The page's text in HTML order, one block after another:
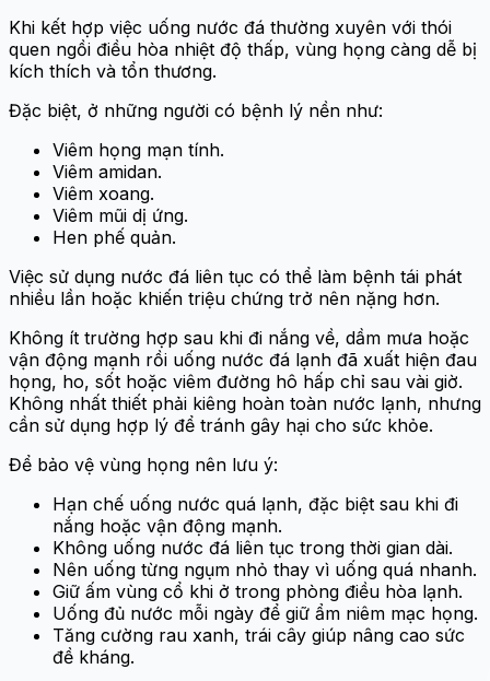
Khi kết hợp việc uống nước đá thường xuyên với thói
quen ngồi điều hòa nhiệt độ thấp, vùng họng càng dễ bị
kích thích và tổn thương.
Đặc biệt, ở những người có bệnh lý nền như:
Viêm họng mạn tính.
Viêm amidan.
Viêm xoang.
Viêm mũi dị ứng.
Hen phế quản.
Việc sử dụng nước đá liên tục có thể làm bệnh tái phát
nhiều lần hoặc khiến triệu chứng trở nên nặng hơn.
Không ít trường hợp sau khi đi nắng về, dầm mưa hoặc
vận động mạnh rồi uống nước đá lạnh đã xuất hiện đau
họng, ho, sốt hoặc viêm đường hô hấp chỉ sau vài giờ.
Không nhất thiết phải kiêng hoàn toàn nước lạnh, nhưng
cần sử dụng hợp lý để tránh gây hại cho sức khỏe.
Để bảo vệ vùng họng nên lưu ý:
Hạn chế uống nước quá lạnh, đặc biệt sau khi đi
nắng hoặc vận động mạnh.
Không uống nước đá liên tục trong thời gian dài.
Nên uống từng ngụm nhỏ thay vì uống quá nhanh.
Giữ ấm vùng cổ khi ở trong phòng điều hòa lạnh.
Uống đủ nước mỗi ngày để giữ ẩm niêm mạc họng.
Tăng cường rau xanh, trái cây giúp nâng cao sức
đề kháng.